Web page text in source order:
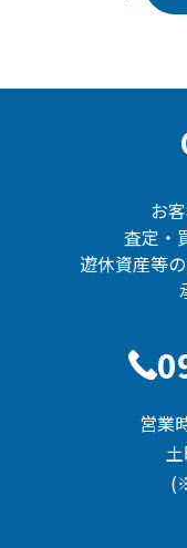
ゲ
お
査定・
遊休資産等
営業